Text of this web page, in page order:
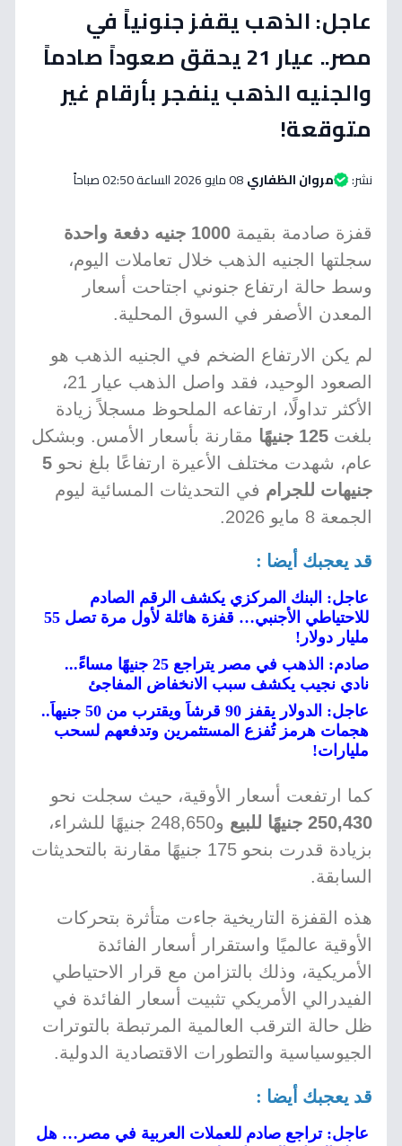
عاجل: الذهب يقفز جنونياً في
مصر.. عيار 21 يحقق صعوداً صادماً
والجنيه الذهب ينفجر بأرقام غير
متوقعة!
نشر: مروان الظفاري08 مايو 2026 الساعة 02:50 صباحاً
قفزة صادمة بقيمة 1000 جنيه دفعة واحدة
سجلتها الجنيه الذهب خلال تعاملات اليوم،
وسط حالة ارتفاع جنوني اجتاحت أسعار
المعدن الأصفر في السوق المحلية.
لم يكن الارتفاع الضخم في الجنيه الذهب هو
الصعود الوحيد، فقد واصل الذهب عيار 21،
الأكثر تداولًا، ارتفاعه الملحوظ مسجلاً زيادة
بلغت 125 جنيهًا
مقارنة بأسعار الأمس. وبشكل
عام، شهدت مختلف الأعيرة ارتفاعًا بلغ نحو 5
جنيهات للجرام في التحديثات المسائية ليوم
الجمعة 8 مايو 2026.
قد يعجبك أيضا :
عاجل: البنك المركزي يكشف الرقم الصادم
للاحتياطي الأجنبي… قفزة هائلة لأول مرة تصل 55
مليار دولار!
صادم: الذهب في مصر يتراجع 25 جنيهًا مساءً...
نادي نجيب يكشف سبب الانخفاض المفاجئ
عاجل: الدولار يقفز 90 قرشاً ويقترب من 50 جنيهاً..
هجمات هرمز تُفزع المستثمرين وتدفعهم لسحب
مليارات!
كما ارتفعت أسعار الأوقية، حيث سجلت نحو
250,430 جنيهًا للبيع
و248,650 جنيهًا للشراء،
بزيادة قدرت بنحو 175 جنيهًا مقارنة بالتحديثات
السابقة.
هذه القفزة التاريخية جاءت متأثرة بتحركات
الأوقية عالميًا واستقرار أسعار الفائدة
الأمريكية، وذلك بالتزامن مع قرار الاحتياطي
الفيدرالي الأمريكي تثبيت أسعار الفائدة في
ظل حالة الترقب العالمية المرتبطة بالتوترات
الجيوسياسية والتطورات الاقتصادية الدولية.
قد يعجبك أيضا :
عاجل: تراجع صادم للعملات العربية في مصر… هل